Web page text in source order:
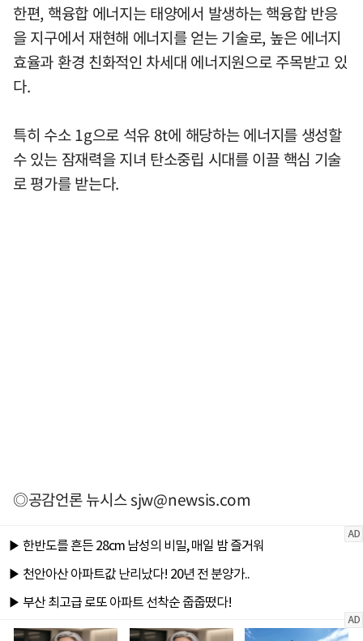
한편, 핵융합 에너지는 태양에서 발생하는 핵융합 반응
을 지구에서 재현해 에너지를 얻는 기술로, 높은 에너지
효율과 환경 친화적인 차세대 에너지원으로 주목받고 있
다.
특히 수소 1g으로 석유 8t에 해당하는 에너지를 생성할
수 있는 잠재력을 지녀 탄소중립 시대를 이끌 핵심 기술
로 평가를 받는다.
◎공감언론 뉴시스sjw@newsis.com